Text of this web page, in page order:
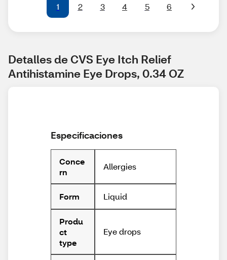
1 2 3 4 5 6
Detalles de CVS Eye Itch Relief
Antihistamine Eye Drops, 0.34 OZ
Especificaciones
Conce
rn
Allergies
Form Liquid
Produ
ct
type
Eye drops